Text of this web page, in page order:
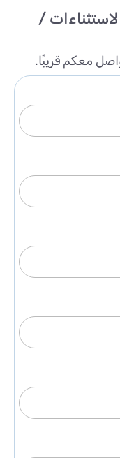
/
معكم قريبًا.